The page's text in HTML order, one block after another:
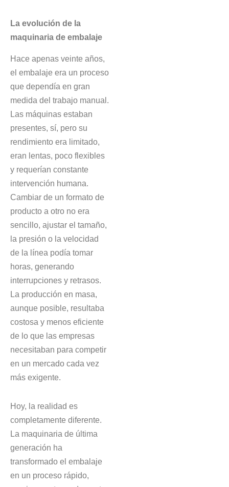
La evolución de la
maquinaria de embalaje
Hace apenas veinte años,
el embalaje era un proceso
que dependía en gran
medida del trabajo manual.
Las máquinas estaban
presentes, sí, pero su
rendimiento era limitado,
eran lentas, poco flexibles
y requerían constante
intervención humana.
Cambiar de un formato de
producto a otro no era
sencillo, ajustar el tamaño,
la presión o la velocidad
de la línea podía tomar
horas, generando
interrupciones y retrasos.
La producción en masa,
aunque posible, resultaba
costosa y menos eficiente
de lo que las empresas
necesitaban para competir
en un mercado cada vez
más exigente.
Hoy, la realidad es
completamente diferente.
La maquinaria de última
generación ha
transformado el embalaje
en un proceso rápido,